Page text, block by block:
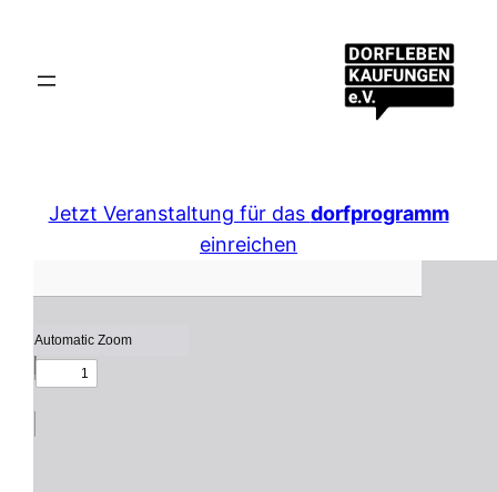
Jetzt Veranstaltung für das dorfprogramm
einreichen